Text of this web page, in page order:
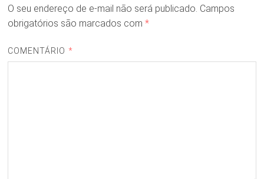
O seu endereço de e-mail não será publicado. Campos
obrigatórios são marcados com *
COMENTÁRIO *